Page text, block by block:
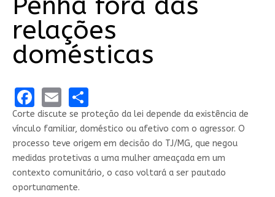
relações
domésticas
Facebook
EmailShare
Corte discute se proteção da lei depende da existência de
vínculo familiar, doméstico ou afetivo com o agressor. O
processo teve origem em decisão do TJ/MG, que negou
medidas protetivas a uma mulher ameaçada em um
contexto comunitário, o caso voltará a ser pautado
oportunamente.